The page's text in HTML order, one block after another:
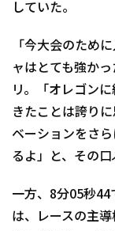
していた。
「今大会のため
ャはとても強か
リ。「オレゴン
きたことは誇り
ベーションをさ
るよ」と、その口
一方、8分05秒44
は、レースの主